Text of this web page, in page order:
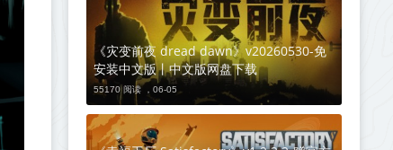
《灾变前夜 dread dawn》v20260530-免
安装中文版丨中文版网盘下载
55170 阅读 ， 06-05